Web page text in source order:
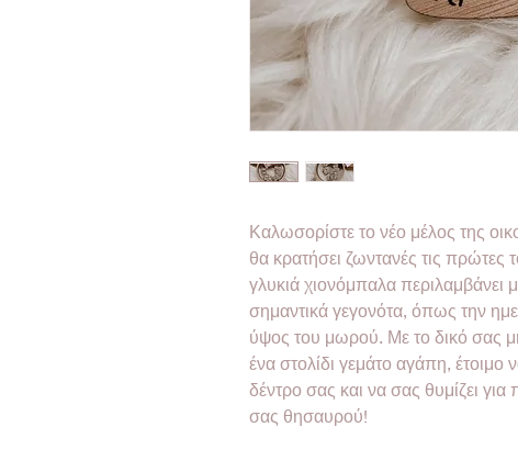
Καλωσορίστε το νέο μέλος της
θα κρατήσει ζωντανές τις πρώτες
γλυκιά χιονόμπαλα περιλαμβάνει
σημαντικά γεγονότα, όπως την
ύψος του μωρού. Με το δικό σας
ένα στολίδι γεμάτο αγάπη, έτοιμο
δέντρο σας και να σας θυμίζει
σας θησαυρού!